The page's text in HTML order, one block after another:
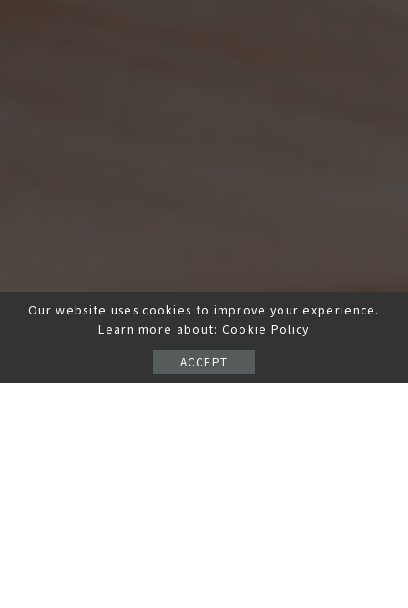
Our website uses cookies to improve your experience.
Learn more about: Cookie Policy
ACCEPT